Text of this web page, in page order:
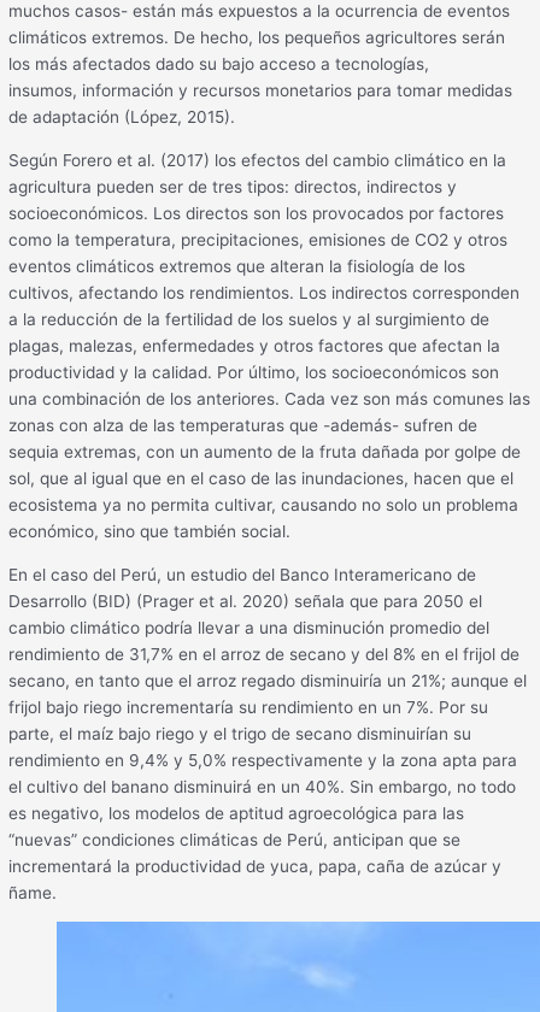
muchos casos- están más expuestos a la ocurrencia de eventos
climáticos extremos. De hecho, los pequeños agricultores serán
los más afectados dado su bajo acceso a tecnologías,
insumos, información y recursos monetarios para tomar medidas
de adaptación (López, 2015).
Según Forero et al. (2017) los efectos del cambio climático en la
agricultura pueden ser de tres tipos: directos, indirectos y
socioeconómicos. Los directos son los provocados por factores
como la temperatura, precipitaciones, emisiones de CO2 y otros
eventos climáticos extremos que alteran la fisiología de los
cultivos, afectando los rendimientos. Los indirectos corresponden
a la reducción de la fertilidad de los suelos y al surgimiento de
plagas, malezas, enfermedades y otros factores que afectan la
productividad y la calidad. Por último, los socioeconómicos son
una combinación de los anteriores. Cada vez son más comunes las
zonas con alza de las temperaturas que -además- sufren de
sequia extremas, con un aumento de la fruta dañada por golpe de
sol, que al igual que en el caso de las inundaciones, hacen que el
ecosistema ya no permita cultivar, causando no solo un problema
económico, sino que también social.
En el caso del Perú, un estudio del Banco Interamericano de
Desarrollo (BID) (Prager et al. 2020) señala que para 2050 el
cambio climático podría llevar a una disminución promedio del
rendimiento de 31,7% en el arroz de secano y del 8% en el frijol de
secano, en tanto que el arroz regado disminuiría un 21%; aunque el
frijol bajo riego incrementaría su rendimiento en un 7%. Por su
parte, el maíz bajo riego y el trigo de secano disminuirían su
rendimiento en 9,4% y 5,0% respectivamente y la zona apta para
el cultivo del banano disminuirá en un 40%. Sin embargo, no todo
es negativo, los modelos de aptitud agroecológica para las
“nuevas” condiciones climáticas de Perú, anticipan que se
incrementará la productividad de yuca, papa, caña de azúcar y
ñame.